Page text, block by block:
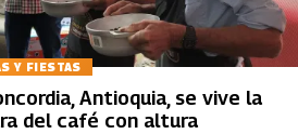
Y FIESTAS
Antioquia, se vive la
del café con altura